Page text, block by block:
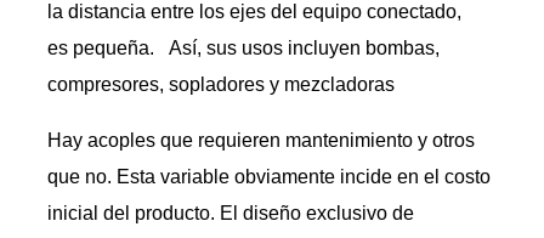
la distancia entre los ejes del equipo conectado,
es pequeña. Así, sus usos incluyen bombas,
compresores, sopladores y mezcladoras
Hay acoples que requieren mantenimiento y otros
que no. Esta variable obviamente incide en el costo
inicial del producto. El diseño exclusivo de